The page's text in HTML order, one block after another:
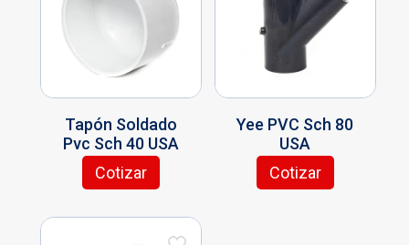
Tapón Soldado
Pvc Sch 40 USA
Cotizar
Este
tiene
Yee PVC Sch 80
USA
Cotizar
Este